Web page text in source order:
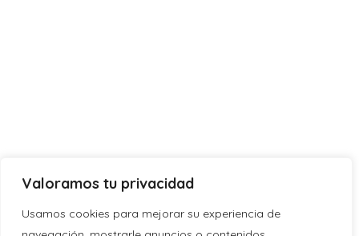
Valoramos tu privacidad
Usamos cookies para mejorar su experiencia de